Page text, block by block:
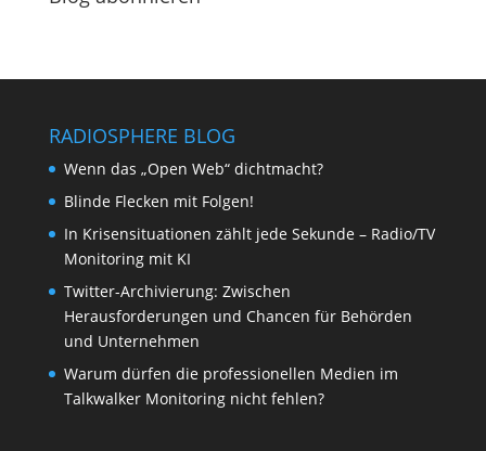
RADIOSPHERE BLOG
Wenn das „Open Web“ dichtmacht?
Blinde Flecken mit Folgen!
In Krisensituationen zählt jede Sekunde – Radio/TV
Monitoring mit KI
Twitter-Archivierung: Zwischen
Herausforderungen und Chancen für Behörden
und Unternehmen
Warum dürfen die professionellen Medien im
Talkwalker Monitoring nicht fehlen?